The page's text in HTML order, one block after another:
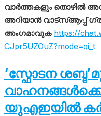
വാർത്തകളും തൊഴിൽ
അറിയാൻ വാട്സ്ആപ്പ്
അംഗമാവുക https://
CJpr5UZOuZ?mode=gi_t
‘സ്ഫോടന
യുഎഇയിൽ